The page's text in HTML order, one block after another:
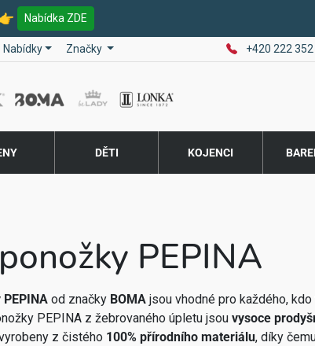
👉 Nabídka ZDE
Nabídky Značky +420 222
DĚTI KOJENCI
PEPINA
od značky BOMA jsou vhodné pro každého, kdo
PEPINA z žebrovaného úpletu jsou vysoce
z čistého 100% přírodního materiálu, díky